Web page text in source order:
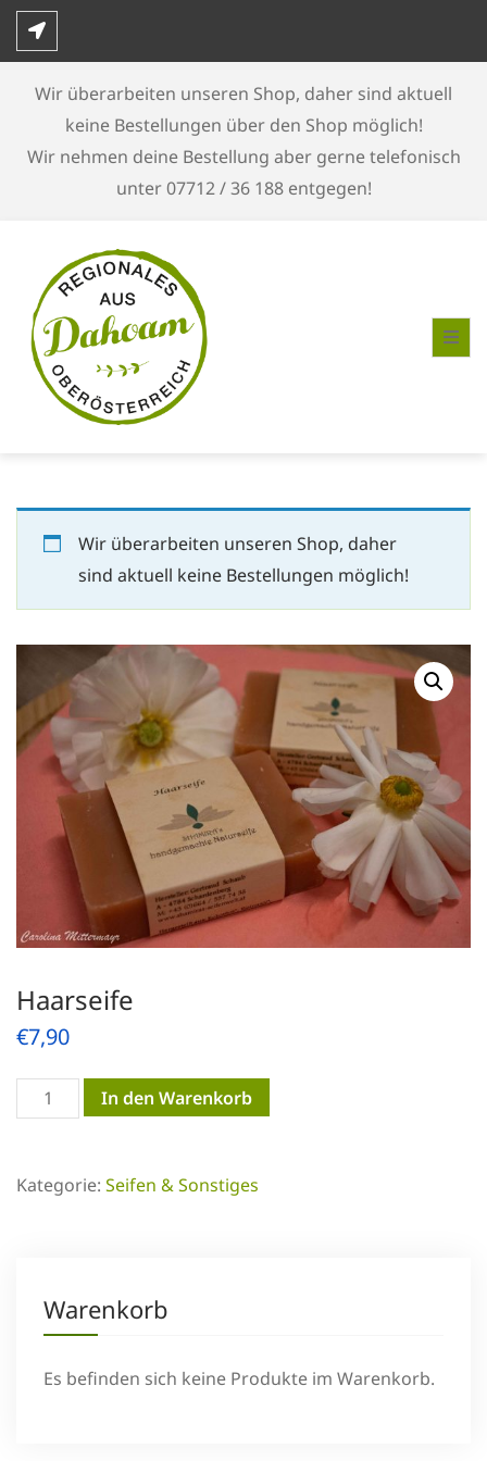
Skip
Wir überarbeiten unseren Shop, daher sind aktuell
keine Bestellungen über den Shop möglich!
Wir nehmen deine Bestellung aber gerne telefonisch
unter 07712 / 36 188 entgegen!
Wir überarbeiten unseren Shop, daher
sind aktuell keine Bestellungen möglich!
Haarseife
€7,90
Haarseife
Menge
In den Warenkorb
Kategorie: Seifen & Sonstiges
Warenkorb
Es befinden sich keine Produkte im Warenkorb.